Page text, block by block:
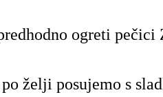
ogreti
želji posujemo s